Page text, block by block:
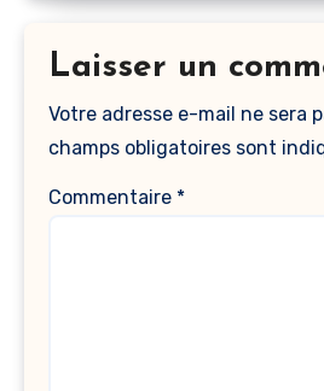
Laisser un
Votre adresse e-mail ne sera
champs obligatoires sont
Commentaire *